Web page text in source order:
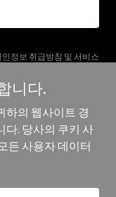
인정보 취급방침 및 서비스
Reserved.
니다.
하의 웹사이트 경
다. 당사의 쿠키 사
든 사용자 데이터